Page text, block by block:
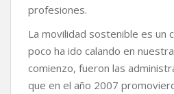
profesiones.
La movilidad sostenible es un
poco ha ido calando en
comienzo, fueron las
que en el año 2007